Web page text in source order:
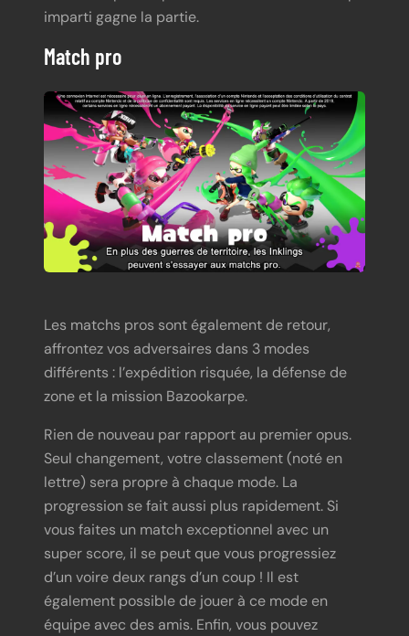
imparti gagne la partie.
Match pro
Les matchs pros sont également de retour,
affrontez vos adversaires dans 3 modes
différents : l’expédition risquée, la défense de
zone et la mission Bazookarpe.
Rien de nouveau par rapport au premier opus.
Seul changement, votre classement (noté en
lettre) sera propre à chaque mode. La
progression se fait aussi plus rapidement. Si
vous faites un match exceptionnel avec un
super score, il se peut que vous progressiez
d’un voire deux rangs d’un coup ! Il est
également possible de jouer à ce mode en
équipe avec des amis. Enfin, vous pouvez